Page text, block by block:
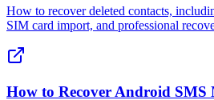
How to recover deleted contacts,
SIM card import, and professional
How to Recover Android SMS